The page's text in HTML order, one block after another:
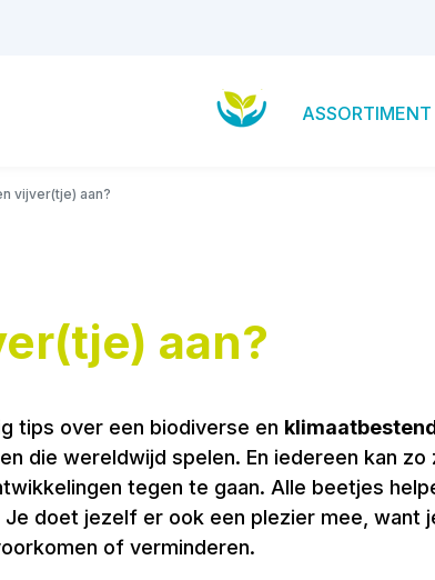
vijver(tje) aan?
ASSORTIMENT
aan?
tips over een biodiverse en
die wereldwijd spelen. En iedereen kan zo
tegen te gaan. Alle beetjes
doet jezelf er ook een plezier mee, want
of verminderen.